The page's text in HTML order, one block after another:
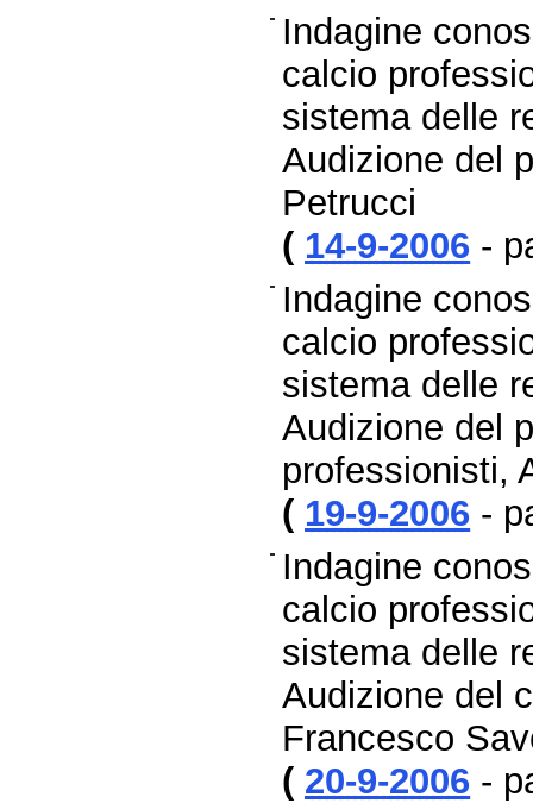
Indagine
calcio
sistema delle
Audizione del
Petrucci
( 14-9-2006 -
Indagine
calcio
sistema delle
Audizione del
professionisti,
( 19-9-2006 -
Indagine
calcio
sistema delle
Audizione del
Francesco
( 20-9-2006 -